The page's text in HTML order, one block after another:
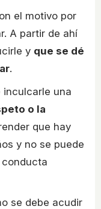
el motivo por
A partir de ahí
y que se dé
.
inculcarle una
o la
que hay
y no se puede
se debe acudir